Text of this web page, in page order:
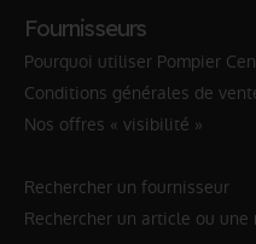
Fournisseurs
Pourquoi utiliser Pompier
Conditions générales de
Nos offres « visibilité »
Rechercher un fournisseur
Rechercher un article ou une